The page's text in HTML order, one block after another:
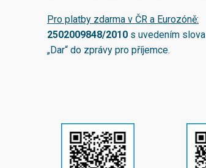
Pro platby zdarma v ČR a Eurozóně:
2502009848/2010 s uvedením slova
„Dar“ do zprávy pro příjemce.